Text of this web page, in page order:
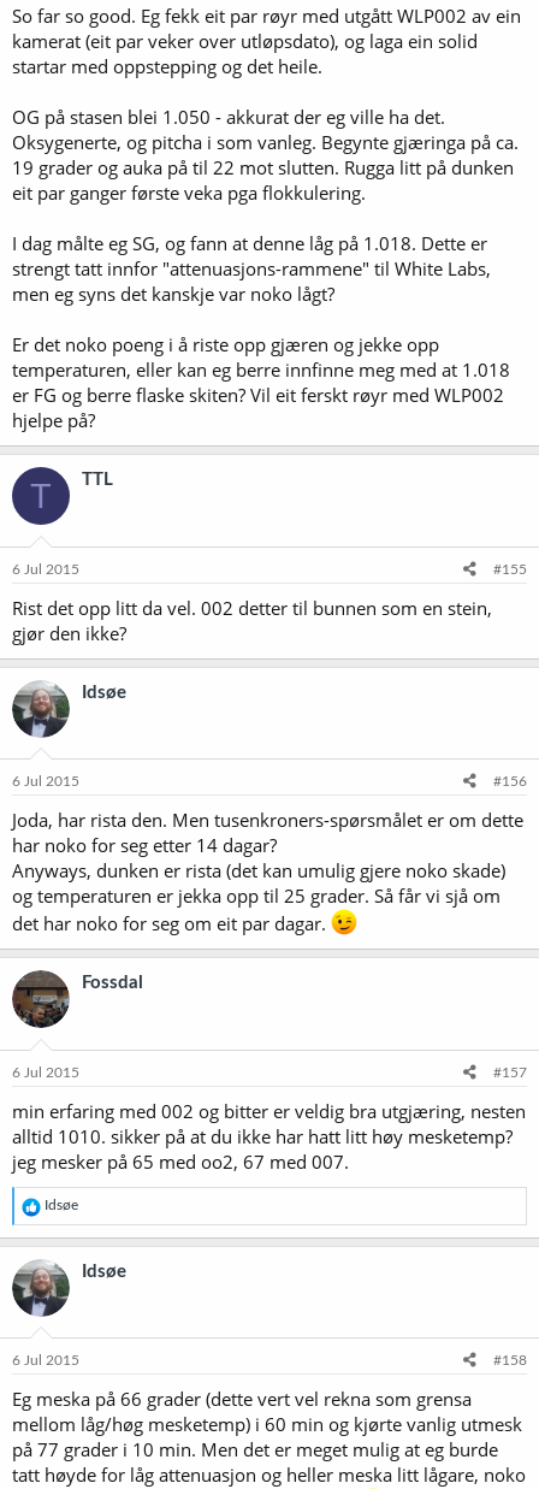
So far so good. Eg fekk eit par røyr med utgått WLP002 av ein
kamerat (eit par veker over utløpsdato), og laga ein solid
startar med oppstepping og det heile.
OG på stasen blei 1.050 - akkurat der eg ville ha det.
Oksygenerte, og pitcha i som vanleg. Begynte gjæringa på ca.
19 grader og auka på til 22 mot slutten. Rugga litt på dunken
eit par ganger første veka pga flokkulering.
I dag målte eg SG, og fann at denne låg på 1.018. Dette er
strengt tatt innfor "attenuasjons-rammene" til White Labs,
men eg syns det kanskje var noko lågt?
Er det noko poeng i å riste opp gjæren og jekke opp
temperaturen, eller kan eg berre innfinne meg med at 1.018
er FG og berre flaske skiten? Vil eit ferskt røyr med WLP002
hjelpe på?
T TTL
6 Jul 2015 #155
Rist det opp litt da vel. 002 detter til bunnen som en stein,
gjør den ikke?
Idsøe
6 Jul 2015 #156
Joda, har rista den. Men tusenkroners-spørsmålet er om dette
har noko for seg etter 14 dagar?
Anyways, dunken er rista (det kan umulig gjere noko skade)
og temperaturen er jekka opp til 25 grader. Så får vi sjå om
det har noko for seg om eit par dagar.
Fossdal
6 Jul 2015 #157
min erfaring med 002 og bitter er veldig bra utgjæring, nesten
alltid 1010. sikker på at du ikke har hatt litt høy mesketemp?
jeg mesker på 65 med oo2, 67 med 007.
R
e
a
k
s
j
o
e
:
Idsøe
Idsøe
6 Jul 2015 #158
Eg meska på 66 grader (dette vert vel rekna som grensa
mellom låg/høg mesketemp) i 60 min og kjørte vanlig utmesk
på 77 grader i 10 min. Men det er meget mulig at eg burde
tatt høyde for låg attenuasjon og heller meska litt lågare, noko